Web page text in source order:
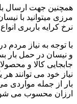
همچنین جهت ارسال
مرزی میتوانید با
نرخ کرایه باربری
با توجه به نیاز مردم
و نیسان در حمل بار
جابجایی کالا و
نیاز خود می توانند هر
بار از جمله مواردی
ارزان محسوب می